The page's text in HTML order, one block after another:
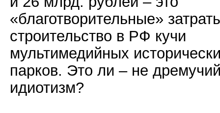
«благотворительные»
строительство в РФ кучи
мультимедийных
парков. Это ли – не
идиотизм?